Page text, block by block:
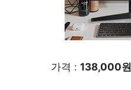
가격 : 138,000원